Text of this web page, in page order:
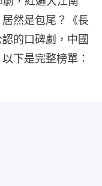
然是包尾？《長
的口碑劇，中國
下是完整榜單：